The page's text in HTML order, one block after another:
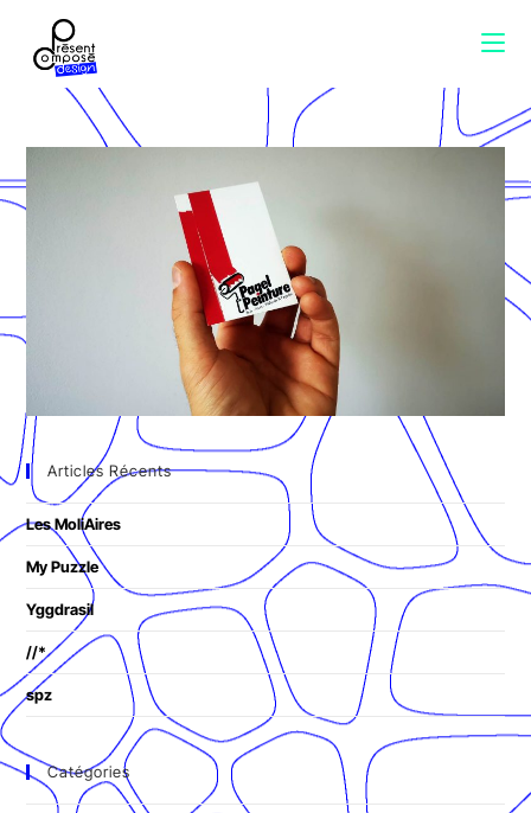
Articles Récents
Les MoliAires
My Puzzle
Yggdrasil
//*
spz
Catégories